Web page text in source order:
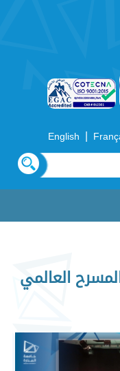
|
English
العالمي